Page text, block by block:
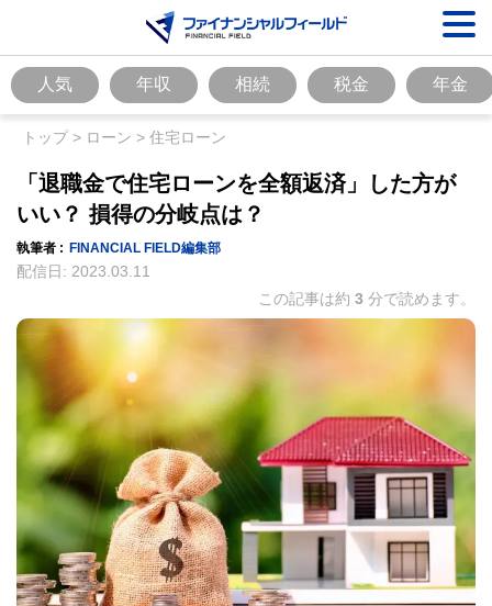
人気 年収 相続 税金 年金
トップ> ローン > 住宅ローン
「退職金で住宅ローンを全額返済」した方が
いい？ 損得の分岐点は？
執筆者 : FINANCIAL FIELD編集部
配信日: 2023.03.11
この記事は約 3 分で読めます。